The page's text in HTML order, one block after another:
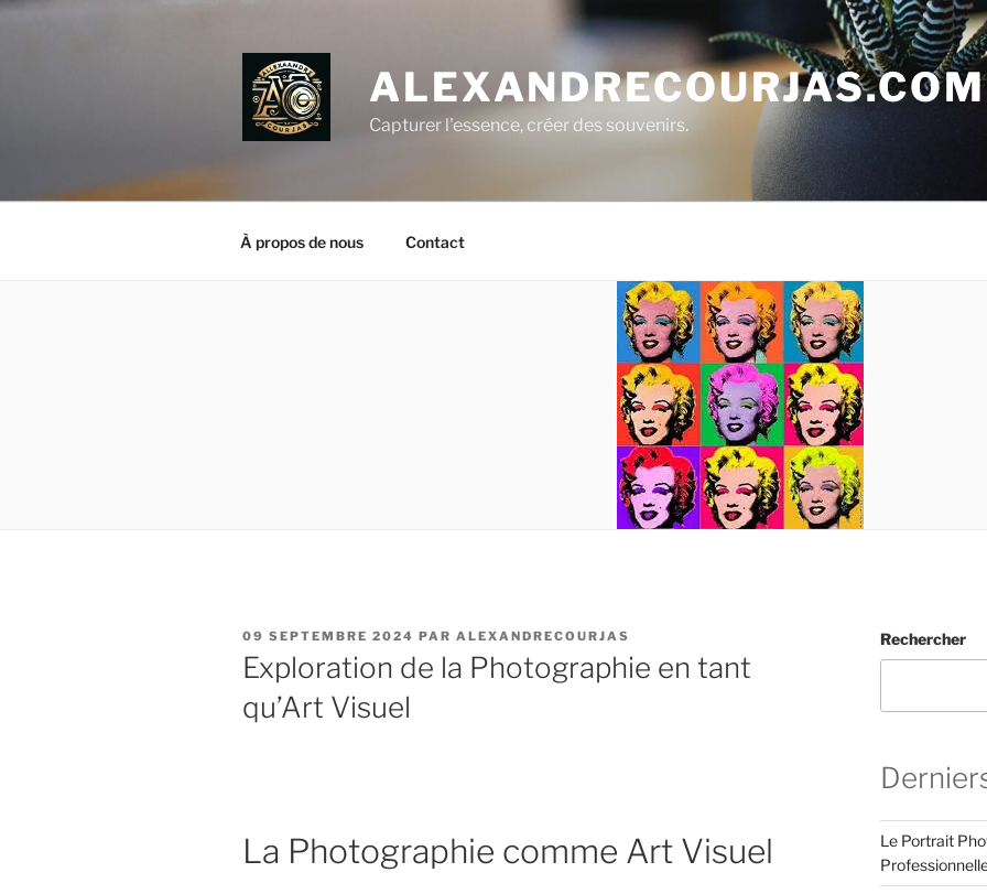
Aller
ALEXANDRECOURJAS.COM
Capturer l'essence, créer des souvenirs.
À propos de nous Contact
PUBLIÉ
LE
09 SEPTEMBRE 2024 PAR ALEXANDRECOURJAS
Exploration de la Photographie en tant
qu’Art Visuel
La Photographie comme Art Visuel
Rechercher
Le Portrait